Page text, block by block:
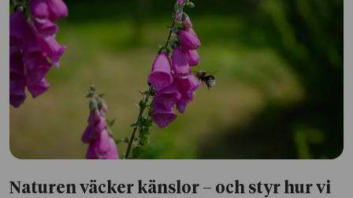
Naturen väcker känslor – och styr hur vi